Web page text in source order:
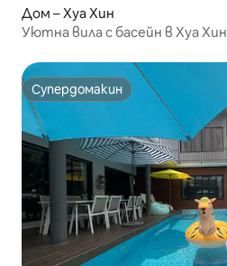
Дом – Хуа Хин
Уютна вила с басейн в Хуа Хин
Супердомакин
Супердомакин